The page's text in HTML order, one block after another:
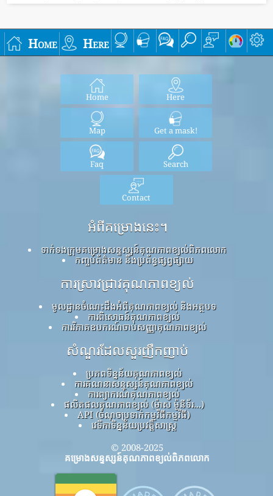
Home Here
Home Here
Map Get a mask!
Faq Search
Contact
អំពីគម្រោងនេះ។
ទាក់ទងក្រុមគម្រោងសន្ទស្សន៍គុណភាពខ្យល់ពិភពលោក
កញ្ចប់ព័ត៌មាន និងប្រព័ន្ធផ្សព្វផ្សាយ
ការស្រាវជ្រាវគុណភាពខ្យល់
មូលដ្ឋានចំណេះដឹងអំពីគុណភាពខ្យល់ និងអត្ថបទ
ការពិសោធន៍គុណភាពខ្យល់
ការវិភាគឧបករណ៍ចាប់សញ្ញាគុណភាពខ្យល់
សំណួរដែលសួរញឹកញាប់
ប្រភពទិន្នន័យគុណភាពខ្យល់
ការគណនាសន្ទស្សន៍គុណភាពខ្យល់
ការព្យាករណ៍គុណភាពខ្យល់
ផលិតផលគុណភាពខ្យល់ (ម៉ាស ម៉ូនីទ័រ...)
API (ចំណុចប្រទាក់កម្មវិធីកម្មវិធី)
វេទិកាទិន្នន័យប្រវត្តិសាស្ត្រ
© 2008-2025
គម្រោងសន្ទស្សន៍គុណភាពខ្យល់ពិភពលោក